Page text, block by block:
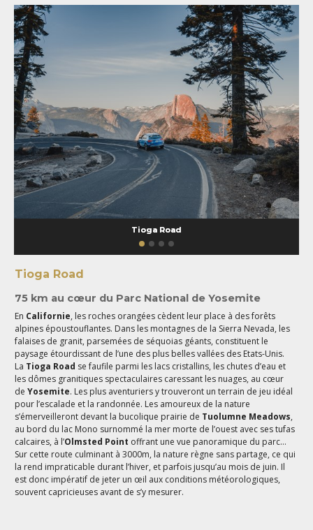
Tioga Road
Tioga Road
75 km au cœur du Parc National de Yosemite
En Californie, les roches orangées cèdent leur place à des forêts
alpines époustouflantes. Dans les montagnes de la Sierra Nevada, les
falaises de granit, parsemées de séquoias géants, constituent le
paysage étourdissant de l’une des plus belles vallées des Etats-Unis.
La Tioga Road se faufile parmi les lacs cristallins, les chutes d’eau et
les dômes granitiques spectaculaires caressant les nuages, au cœur
deYosemite. Les plus aventuriers y trouveront un terrain de jeu idéal
pour l’escalade et la randonnée. Les amoureux de la nature
s’émerveilleront devant la bucolique prairie de Tuolumne Meadows,
au bord du lac Mono surnommé la mer morte de l’ouest avec ses tufas
calcaires, à l’Olmsted Point offrant une vue panoramique du parc…
Sur cette route culminant à 3000m, la nature règne sans partage, ce qui
la rend impraticable durant l’hiver, et parfois jusqu’au mois de juin. Il
est donc impératif de jeter un œil aux conditions météorologiques,
souvent capricieuses avant de s’y mesurer.